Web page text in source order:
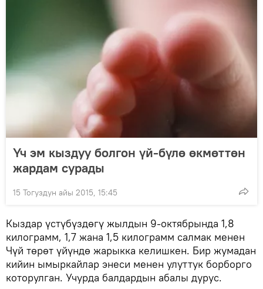
Үч эм кыздуу болгон үй-бүлө өкмөттөн
жардам сурады
15 Тогуздун айы 2015, 15:45
Кыздар үстүбүздөгү жылдын 9-октябрында 1,8
килограмм, 1,7 жана 1,5 килограмм салмак менен
Чүй төрөт үйүндө жарыкка келишкен. Бир жумадан
кийин ымыркайлар энеси менен улуттук борборго
которулган. Учурда балдардын абалы дурус.